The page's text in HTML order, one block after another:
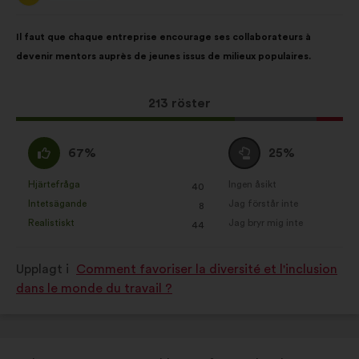
i
förslaget:
Il faut que chaque entreprise encourage ses collaborateurs à
devenir mentors auprès de jeunes issus de milieux populaires.
Det
här
213 röster
på:
Jag
håller
med
:
67%
betecknats
som:
Hjärtefråga
: 40
gånger
Intetsägande
: 8
gånger
Realistiskt
: 44
gånger
Jag
är
neutral
:
25%
betecknats
Ingen åsikt
:gånger
Jag förstår inte
:gånger
Jag bryr mig inte
:gånger
Upplagt i
Comment favoriser la diversité et l'inclusion
dans le monde du travail ?